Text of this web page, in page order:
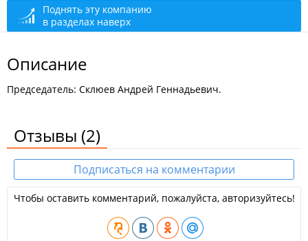
+7 (423) 259-00-40аварийная служба в ночное время
+7 (423) 259-03-37аварийная служба, лифт
Поднять эту компанию
в разделах наверх
Описание
Председатель: Склюев Андрей Геннадьевич.
Отзывы (2)
Подписаться на комментарии
Чтобы оставить комментарий, пожалуйста, авторизуйтесь!